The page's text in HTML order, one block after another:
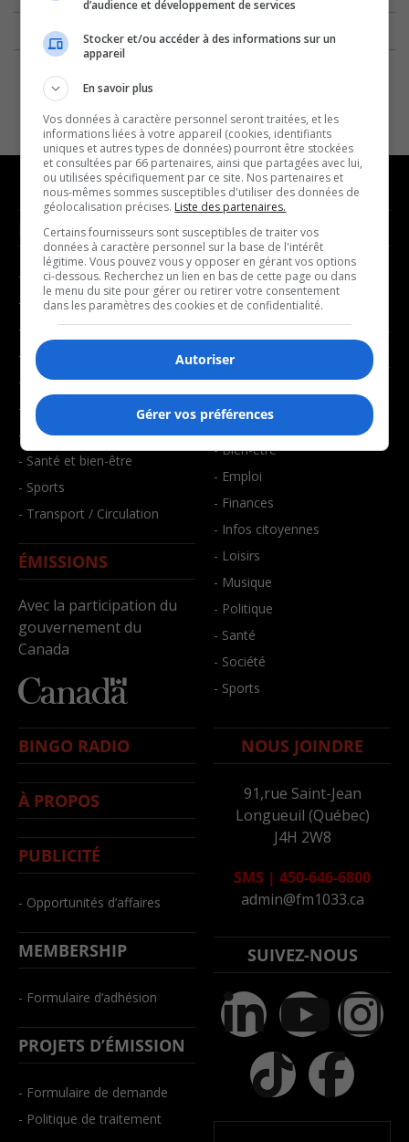
NOUVELLES
- Affaires municipales
- Communauté / Social
- Culture
- Économie
- Éducation
- Environnement
- Faits divers
- Santé et bien-être
- Sports
- Transport / Circulation
ÉMISSIONS
Avec la participation du
gouvernement du
Canada
MUSIQUE
- Décompte franco
- Joué récemment
BALADOS
- Affaires
- Art de vivre
- Bien-être
- Emploi
- Finances
- Infos citoyennes
- Loisirs
- Musique
- Politique
- Santé
- Société
- Sports
BINGO RADIO
À PROPOS
PUBLICITÉ
- Opportunités d’affaires
MEMBERSHIP
- Formulaire d’adhésion
PROJETS D’ÉMISSION
- Formulaire de demande
- Politique de traitement
NOUS JOINDRE
91,rue Saint-Jean
Longueuil (Québec)
J4H 2W8
SMS | 450-646-6800
admin@fm1033.ca
SUIVEZ-NOUS
d’audience et développement de services
Stocker et/ou accéder à des informations sur un
appareil
En savoir plus
Vos données à caractère personnel seront traitées, et les
informations liées à votre appareil (cookies, identifiants
uniques et autres types de données) pourront être stockées
et consultées par 66 partenaires, ainsi que partagées avec lui,
ou utilisées spécifiquement par ce site. Nos partenaires et
nous-mêmes sommes susceptibles d'utiliser des données de
géolocalisation précises. Liste des partenaires.
Certains fournisseurs sont susceptibles de traiter vos
données à caractère personnel sur la base de l'intérêt
légitime. Vous pouvez vous y opposer en gérant vos options
ci-dessous. Recherchez un lien en bas de cette page ou dans
le menu du site pour gérer ou retirer votre consentement
dans les paramètres des cookies et de confidentialité.
Autoriser
Gérer vos préférences